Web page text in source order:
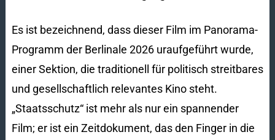
Es ist bezeichnend, dass dieser Film im Panorama-
Programm der Berlinale 2026 uraufgeführt wurde,
einer Sektion, die traditionell für politisch streitbares
und gesellschaftlich relevantes Kino steht.
„Staatsschutz“ ist mehr als nur ein spannender
Film; er ist ein Zeitdokument, das den Finger in die